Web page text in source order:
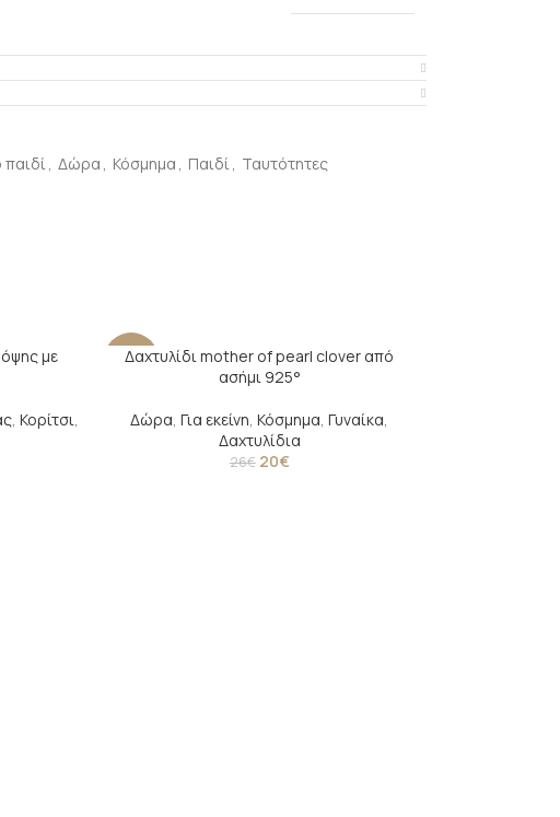
παιδί, Δώρα , Κόσμημα , Παιδί, Ταυτότητες
με
,Κορίτσι,
-23%
Δαχτυλίδι mother of pearl clover από
ασήμι 925°
Δώρα,Για εκείνη,Κόσμημα,Γυναίκα,
Δαχτυλίδια
26€ 20€